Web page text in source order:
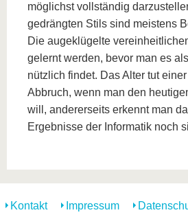
möglichst vollständig
gedrängten Stils sind meistens
Die augeklügelte
gelernt werden, bevor man es
nützlich findet. Das Alter tut
Abbruch, wenn man den
will, andererseits erkennt man
Ergebnisse der Informatik noch
Kontakt Impressum